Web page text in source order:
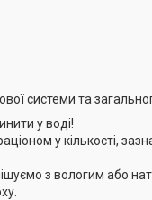
системи та
у воді!
у кількості,
з вологим або